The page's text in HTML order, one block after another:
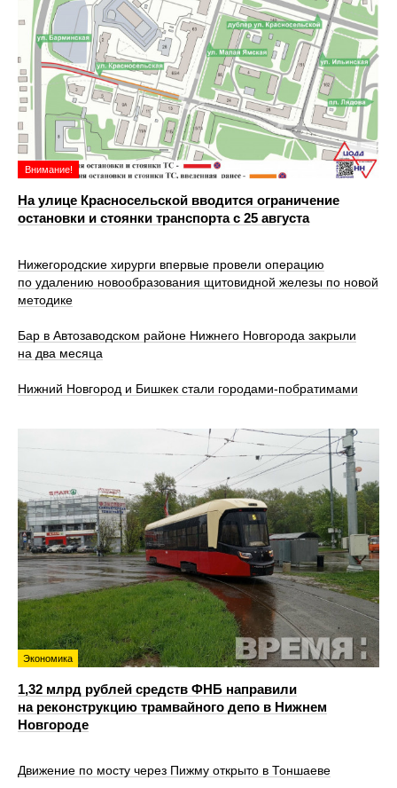
Внимание!
На улице Красносельской вводится ограничение
остановки и стоянки транспорта с 25 августа
Нижегородские хирурги впервые провели операцию
по удалению новообразования щитовидной железы по новой
методике
Бар в Автозаводском районе Нижнего Новгорода закрыли
на два месяца
Нижний Новгород и Бишкек стали городами-побратимами
Экономика
1,32 млрд рублей средств ФНБ направили
на реконструкцию трамвайного депо в Нижнем
Новгороде
Движение по мосту через Пижму открыто в Тоншаеве